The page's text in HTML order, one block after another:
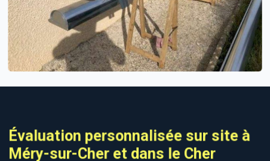
Évaluation personnalisée sur site à
Méry-sur-Cher et dans le Cher